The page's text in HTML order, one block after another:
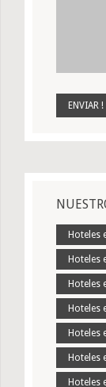
Hoteles
Hoteles
Hoteles
Hoteles
Hoteles
Hoteles
Hoteles